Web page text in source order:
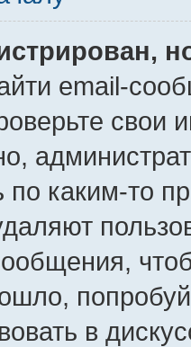
email-
свои
по каким-то
в